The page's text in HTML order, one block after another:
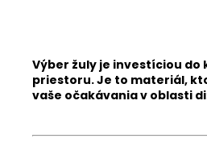
Výber žuly je investíciou
priestoru. Je to materiál,
vaše očakávania v oblasti